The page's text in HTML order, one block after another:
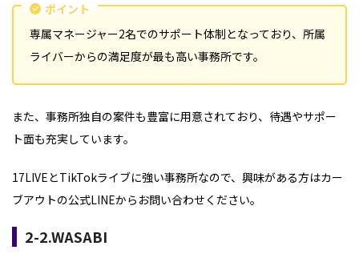
ポイント
専属マネージャー2名でのサポート体制となっており、所属
ライバーからの満足度が最も高い事務所です。
また、事務所独自の案件も豊富に用意されており、待遇やサポー
ト面も充実しています。
17LIVEとTikTokライブに強い事務所なので、興味がある方はカー
ブアウトの公式LINEからお問い合わせください。
2-2.WASABI